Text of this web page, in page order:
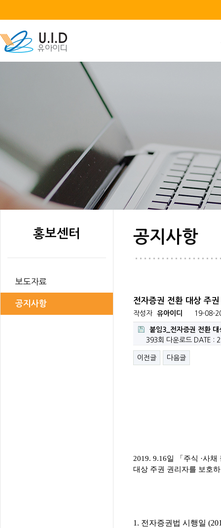
홍보센터
보도자료
공지사항
공지사항
전자증권 전환 대상 주
작성자 유아이디 19-08-
붙임3_전자증권 전환
393회 다운로드
DATE :
이전글 다음글
2019. 9.16일 「주식 ·사
대상 주권 권리자를 보호
1. 전자증권법 시행일